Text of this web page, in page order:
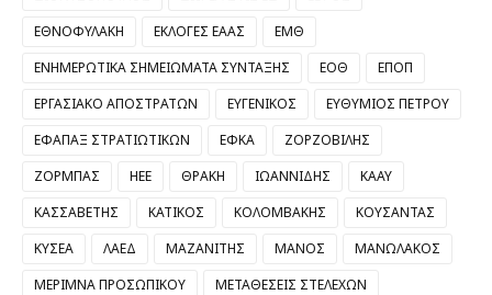
ΕΘΝΟΦΥΛΑΚΗ
ΕΚΛΟΓΕΣ ΕΑΑΣ
ΕΜΘ
ΕΝΗΜΕΡΩΤΙΚΑ ΣΗΜΕΙΩΜΑΤΑ ΣΥΝΤΑΞΗΣ
ΕΟΘ
ΕΠΟΠ
ΕΡΓΑΣΙΑΚΟ ΑΠΟΣΤΡΑΤΩΝ
ΕΥΓΕΝΙΚΟΣ
ΕΥΘΥΜΙΟΣ ΠΕΤΡΟΥ
ΕΦΑΠΑΞ ΣΤΡΑΤΙΩΤΙΚΩΝ
ΕΦΚΑ
ΖΟΡΖΟΒΙΛΗΣ
ΖΟΡΜΠΑΣ
ΗΕΕ ΘΡΑΚΗ ΙΩΑΝΝΙΔΗΣ
ΚΑΑΥ
ΚΑΣΣΑΒΕΤΗΣ
ΚΑΤΙΚΟΣ ΚΟΛΟΜΒΑΚΗΣ
ΚΟΥΣΑΝΤΑΣ
ΚΥΣΕΑ
ΛΑΕΔ ΜΑΖΑΝΙΤΗΣ ΜΑΝΟΣ
ΜΑΝΩΛΑΚΟΣ
ΜΕΡΙΜΝΑ ΠΡΟΣΩΠΙΚΟΥ
ΜΕΤΑΘΕΣΕΙΣ ΣΤΕΛΕΧΩΝ